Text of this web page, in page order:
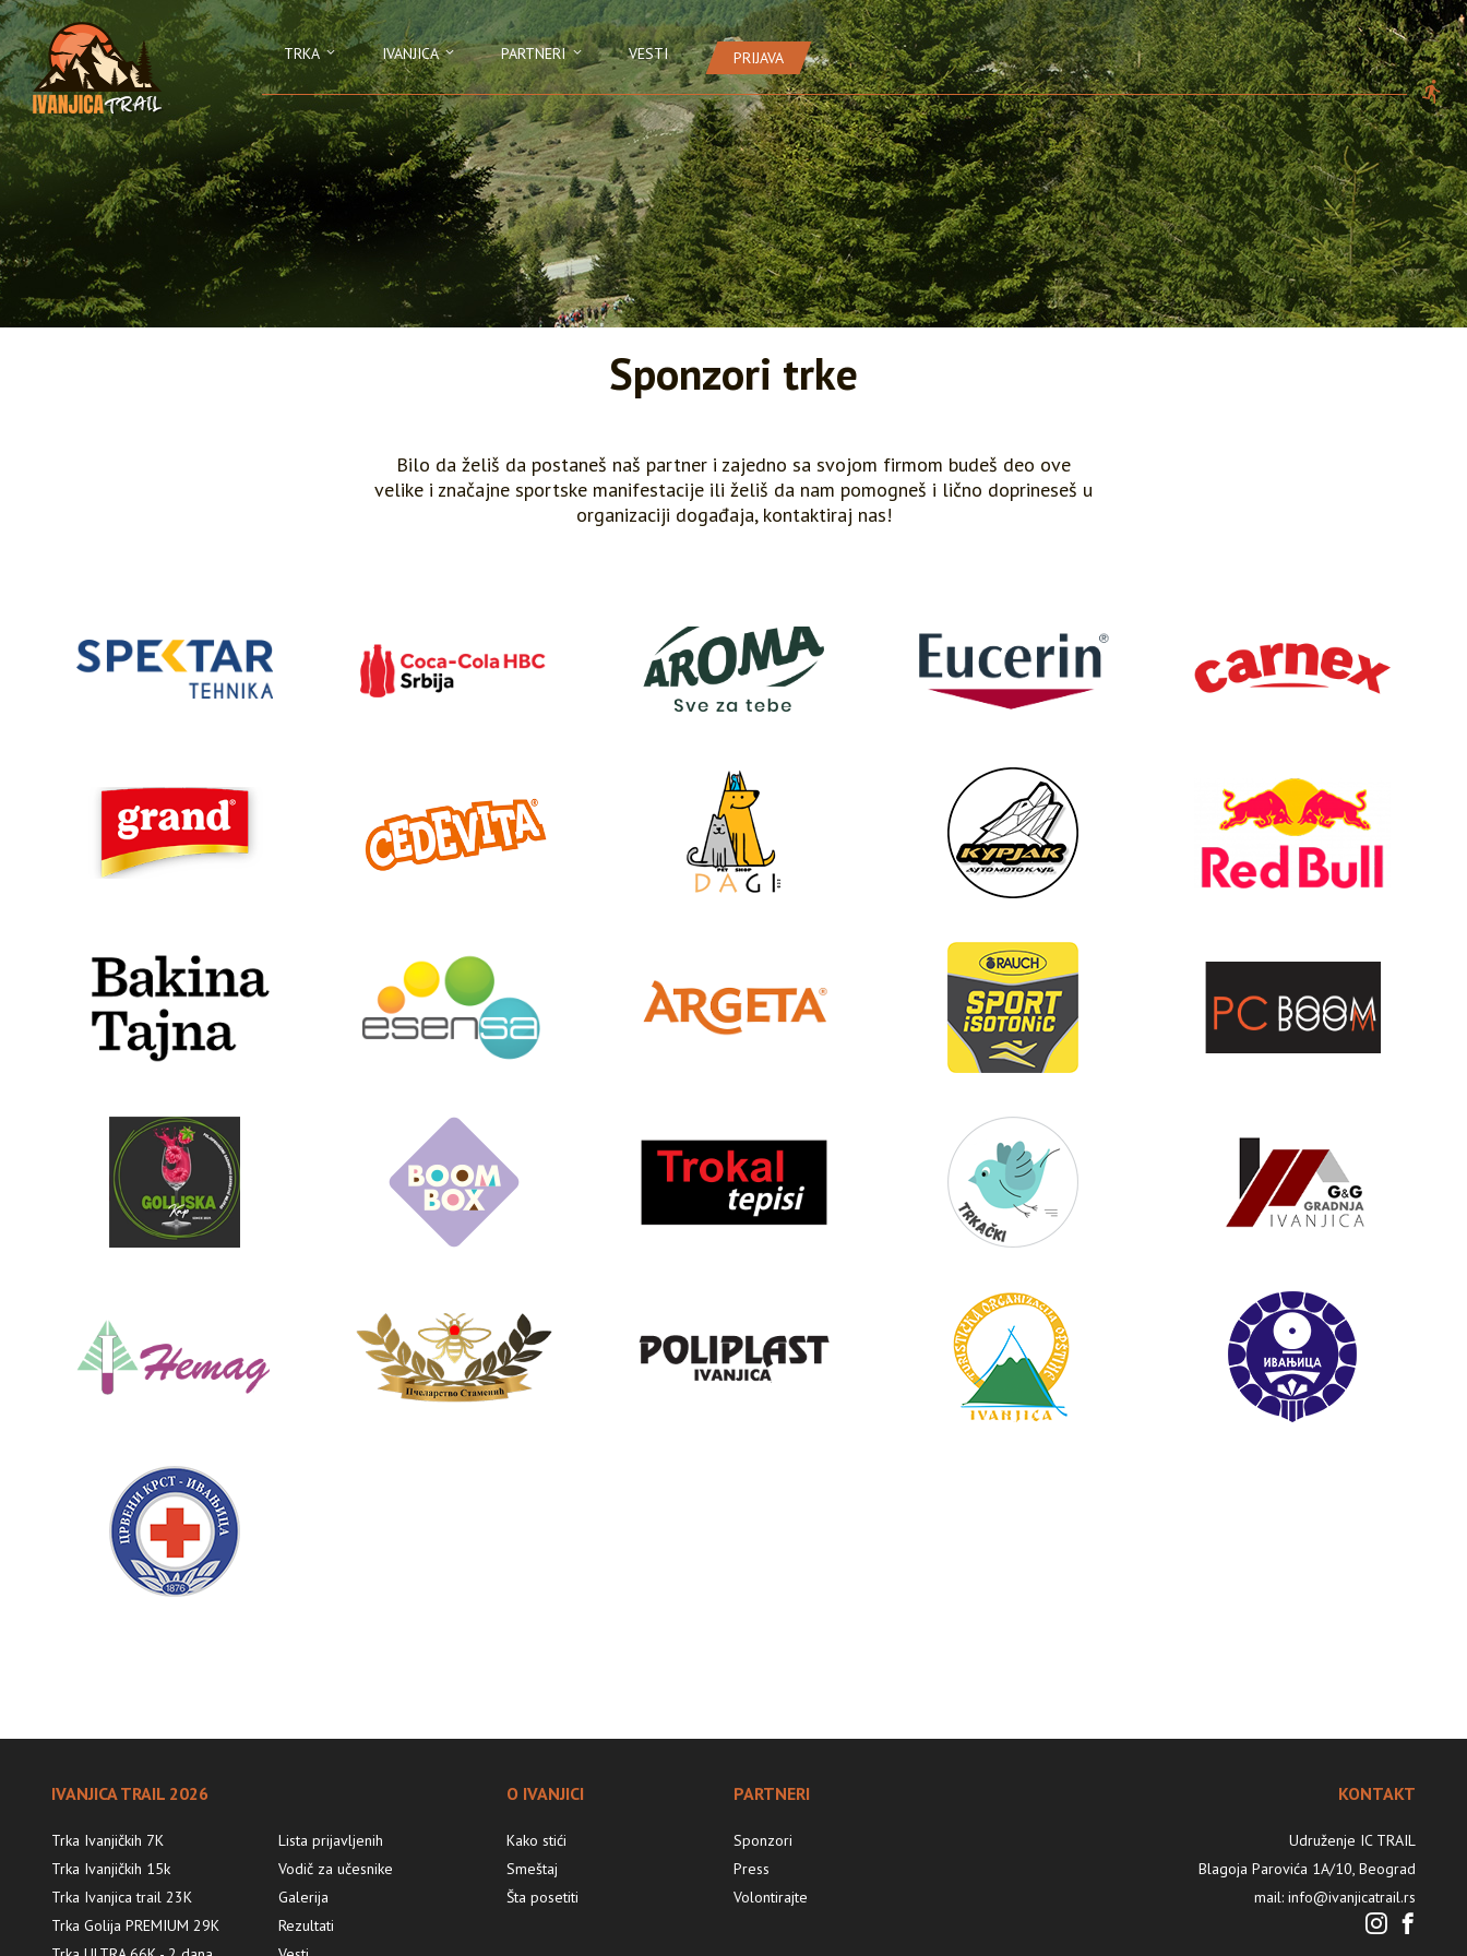
TRKA IVANJICA PARTNERI VESTI PRIJAVA
Sponzori trke
Bilo da želiš da postaneš naš partner i zajedno sa svojom firmom budeš deo ove
velike i značajne sportske manifestacije ili želiš da nam pomogneš i lično doprineseš u
organizaciji događaja, kontaktiraj nas!
IVANJICA TRAIL 2026
Trka Ivanjičkih 7K
Trka Ivanjičkih 15k
Trka Ivanjica trail 23K
Trka Golija PREMIUM 29K
Lista prijavljenih
Vodič za učesnike
Galerija
Rezultati
O IVANJICI
Kako stići
Smeštaj
Šta posetiti
PARTNERI
Sponzori
Press
Volontirajte
KONTAKT
Udruženje IC TRAIL
Blagoja Parovića 1A/10, Beograd
mail: info@ivanjicatrail.rs